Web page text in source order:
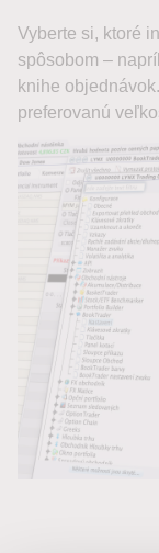
Vyberte si, ktoré
spôsobom –
knihe
preferovanú